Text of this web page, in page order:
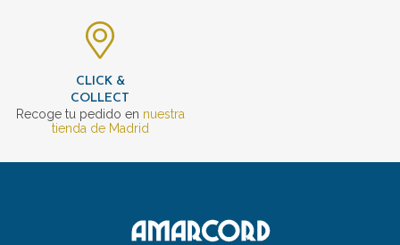
CLICK &
COLLECT
Recoge tu pedido en nuestra
tienda de Madrid